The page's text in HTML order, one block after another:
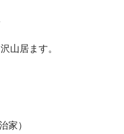
山居ます。
家）